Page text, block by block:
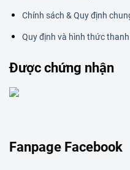
Chính sách & Quy định
Quy định và hình thức
Được chứng nhận
Fanpage Facebook